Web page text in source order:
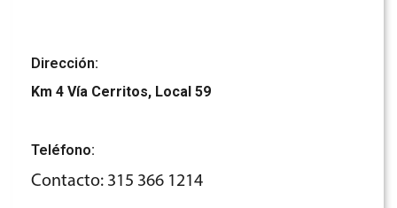
Dirección:
Km 4 Vía Cerritos, Local 59
Teléfono:
Contacto: 315 366 1214